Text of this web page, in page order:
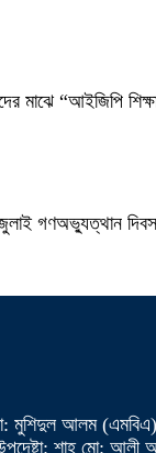
মাঝে “আইজিপি
গণঅভ্যুত্থান
আলম (এমবিএ)
শাহ্ মো: